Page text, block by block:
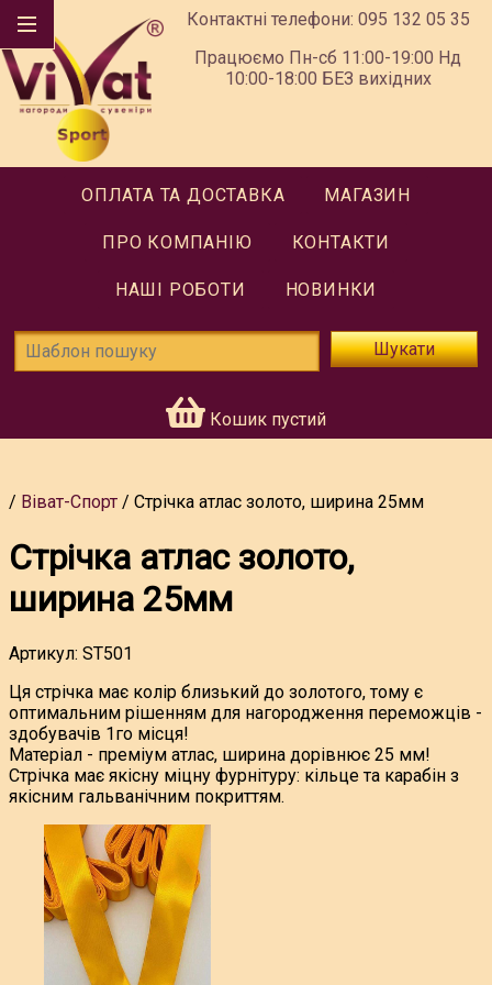
Контактні телефони: 095 132 05 35
Працюємо Пн-сб 11:00-19:00 Нд
10:00-18:00 БЕЗ вихідних
ОПЛАТА ТА ДОСТАВКА МАГАЗИН
ПРО КОМПАНІЮ КОНТАКТИ
НАШІ РОБОТИ НОВИНКИ
Шукати
Кошик пустий
Віват-Спорт Стрічка атлас золото, ширина 25мм
Стрічка атлас золото,
ширина 25мм
Артикул: ST501
Ця стрічка має колір близький до золотого, тому є
оптимальним рішенням для нагородження переможців -
здобувачів 1го місця!
Матеріал - преміум атлас, ширина дорівнює 25 мм!
Стрічка має якісну міцну фурнітуру: кільце та карабін з
якісним гальванічним покриттям.